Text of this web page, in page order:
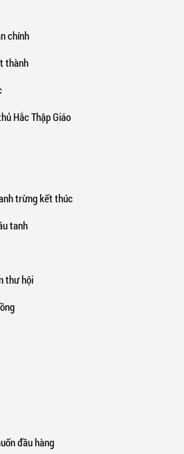
chính
thành
Hắc Thập Giáo
trừng kết thúc
tanh
thư hội
đầu hàng